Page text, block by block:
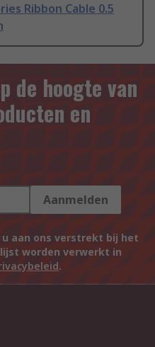
Ribbon Cable 0.5
de hoogte van
en
Aanmelden
aan ons verstrekt bij het
worden verwerkt in
.